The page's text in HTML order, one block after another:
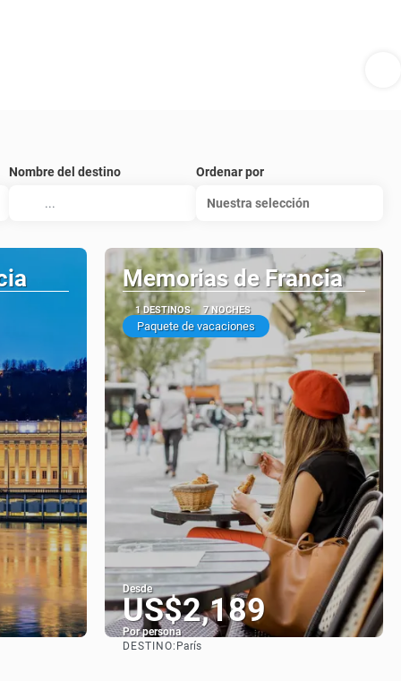
Nombre del destino Ordenar por
Nuestra selección
Memorias de Francia
1 DESTINOS 7 NOCHES
Paquete de vacaciones
Desde
US$2,189
Por persona
DESTINO: París